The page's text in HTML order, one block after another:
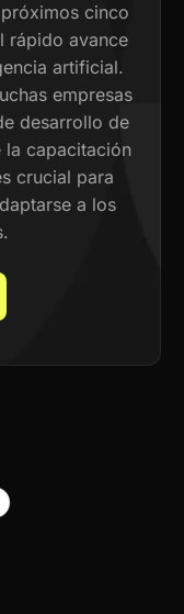
cinco
rápido avance
artificial.
empresas
desarrollo de
la capacitación
crucial para
a los